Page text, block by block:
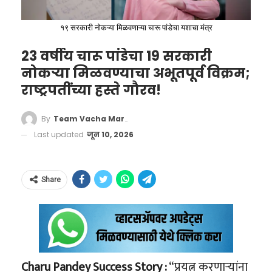
MAKES FUNNY MISTAKE
MAKING ANNOUNCEMENT
The 2026 World Cup has just
started, but fans are already
laughing at a very awkward
moment. A Brazilian referee
famous on the internet during
the Mexico vs. South Africa
match.…
— Busby Davey (@UTDavey)
June 12, 2026
कोकण किनारपट्टी, जहाजाचा
अपघात आणि ‘बेने इस्रायल’चा
उदय
इस्रायलने छत्रपती शिवाजी महाराजांचा पुतळा आपल्या
१९ सरकारी नोकऱ्या मिळवणाऱ्या चारू पांडेचा यशाचा मंत्र
23 वर्षीय चारू पांडेचा 19 सरकारी
नोकऱ्या मिळवण्याचा अभूतपूर्व विक्रम;
राष्ट्रपतींच्या हस्ते गौरव!
By Team Vacha Marathi
Last updated जून 10, 2026
Share
Charu Pandey Success Story :“प्रयत्न करणाऱ्यांना